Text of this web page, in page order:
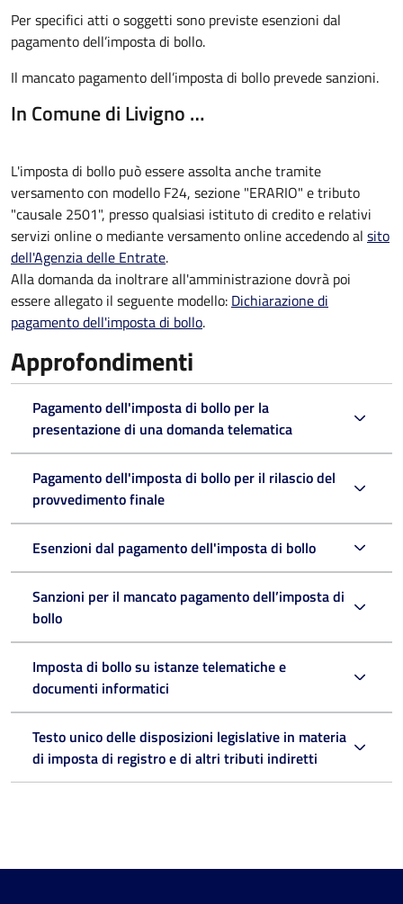
Per specifici atti o soggetti sono previste esenzioni dal
pagamento dell’imposta di bollo.
Il mancato pagamento dell’imposta di bollo prevede sanzioni.
In Comune di Livigno …
L'imposta di bollo può essere assolta anche tramite
versamento con modello F24, sezione "ERARIO" e tributo
"causale 2501", presso qualsiasi istituto di credito e relativi
servizi online o mediante versamento online accedendo al sito
dell'Agenzia delle Entrate.
Alla domanda da inoltrare all'amministrazione dovrà poi
essere allegato il seguente modello: Dichiarazione di
pagamento dell'imposta di bollo.
Approfondimenti
Pagamento dell'imposta di bollo per la
presentazione di una domanda telematica
Pagamento dell'imposta di bollo per il rilascio del
provvedimento finale
Esenzioni dal pagamento dell'imposta di bollo
Sanzioni per il mancato pagamento dell’imposta di
bollo
Imposta di bollo su istanze telematiche e
documenti informatici
Testo unico delle disposizioni legislative in materia
di imposta di registro e di altri tributi indiretti